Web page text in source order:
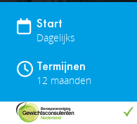
Start
Dagelijks
Termijnen
12 maanden